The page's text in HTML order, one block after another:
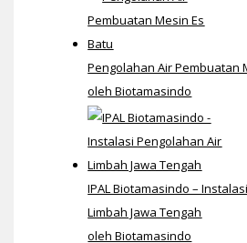
Pengolahan Air Pembuatan
oleh Biotamasindo
IPAL Biotamasindo –
Limbah Jawa Tengah
oleh Biotamasindo